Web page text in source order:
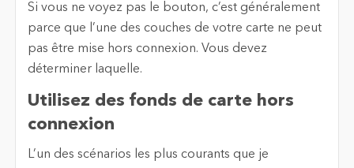
Si vous ne voyez pas le bouton, c’est généralement
parce que l’une des couches de votre carte ne peut
pas être mise hors connexion. Vous devez
déterminer laquelle.
Utilisez des fonds de carte hors
connexion
L’un des scénarios les plus courants que je